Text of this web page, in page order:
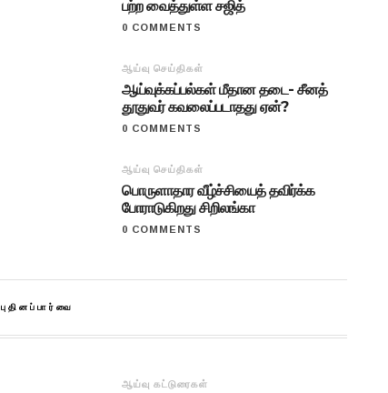
பற்ற வைத்துள்ள சஜித்
0 COMMENTS
ஆய்வு செய்திகள்
ஆய்வுக்கப்பல்கள் மீதான தடை- சீனத்
தூதுவர் கவலைப்படாதது ஏன்?
0 COMMENTS
ஆய்வு செய்திகள்
பொருளாதார வீழ்ச்சியைத் தவிர்க்க
போராடுகிறது சிறிலங்கா
0 COMMENTS
புதினப்பார்வை
ஆய்வு கட்டுரைகள்